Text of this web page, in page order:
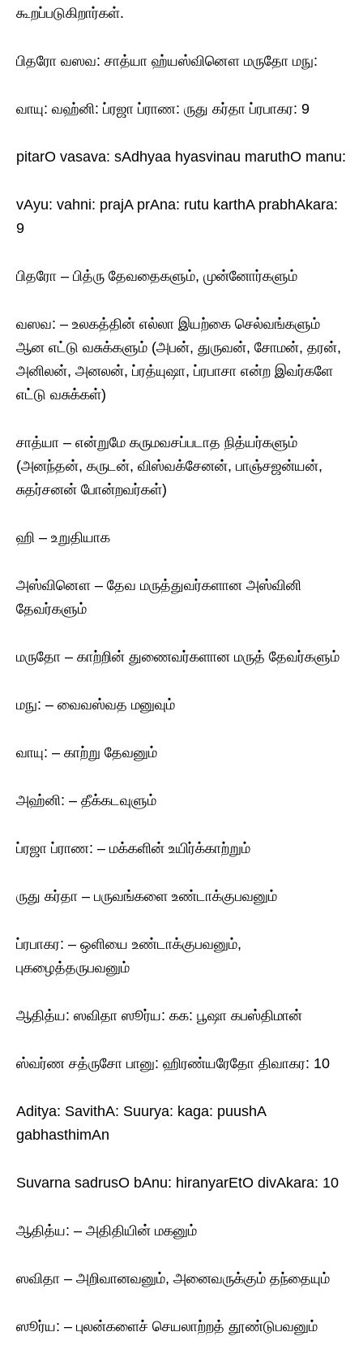
கூறப்படுகிறார்கள்.
பிதரோ வஸவ: சாத்யா ஹ்யஸ்வினௌ மருதோ மநு:
வாயு: வஹ்னி: ப்ரஜா ப்ராண: ருது கர்தா ப்ரபாகர: 9
pitarO vasava: sAdhyaa hyasvinau maruthO manu:
vAyu: vahni: prajA prAna: rutu karthA prabhAkara:
9
பிதரோ – பித்ரு தேவதைகளும், முன்னோர்களும்
வஸவ: – உலகத்தின் எல்லா இயற்கை செல்வங்களும்
ஆன எட்டு வசுக்களும் (அபன், துருவன், சோமன், தரன்,
அனிலன், அனலன், ப்ரத்யுஷா, ப்ரபாசா என்ற இவர்களே
எட்டு வசுக்கள்)
சாத்யா – என்றுமே கருமவசப்படாத நித்யர்களும்
(அனந்தன், கருடன், விஸ்வக்சேனன், பாஞ்சஜன்யன்,
சுதர்சனன் போன்றவர்கள்)
ஹி – உறுதியாக
அஸ்வினௌ – தேவ மருத்துவர்களான அஸ்வினி
தேவர்களும்
மருதோ – காற்றின் துணைவர்களான மருத் தேவர்களும்
மநு: – வைவஸ்வத மனுவும்
வாயு: – காற்று தேவனும்
அஹ்னி: – தீக்கடவுளும்
ப்ரஜா ப்ராண: – மக்களின் உயிர்க்காற்றும்
ருது கர்தா – பருவங்களை உண்டாக்குபவனும்
ப்ரபாகர: – ஒளியை உண்டாக்குபவனும்,
புகழைத்தருபவனும்
ஆதித்ய: ஸவிதா ஸூர்ய: கக: பூஷா கபஸ்திமான்
ஸ்வர்ண சத்ருசோ பானு: ஹிரண்யரேதோ திவாகர: 10
Aditya: SavithA: Suurya: kaga: puushA
gabhasthimAn
Suvarna sadrusO bAnu: hiranyarEtO divAkara: 10
ஆதித்ய: – அதிதியின் மகனும்
ஸவிதா – அறிவானவனும், அனைவருக்கும் தந்தையும்
ஸூர்ய: – புலன்களைச் செயலாற்றத் தூண்டுபவனும்